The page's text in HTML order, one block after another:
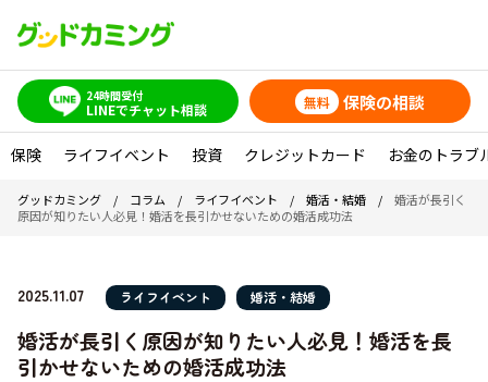
24時間受付
LINEでチャット相談 無料 保険の相談
保険 ライフイベント 投資 クレジットカード お金のトラブ
グッドカミング / コラム / ライフイベント / 婚活・結婚 / 婚活が長引く
原因が知りたい人必見！婚活を長引かせないための婚活成功法
2025.11.07 ライフイベント 婚活・結婚
婚活が長引く原因が知りたい人必見！婚活を長
引かせないための婚活成功法